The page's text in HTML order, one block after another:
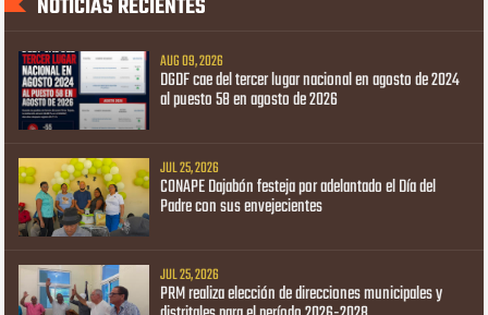
NOTICIAS RECIENTES
AUG 09, 2026
DGDF cae del tercer lugar nacional en agosto de 2024
al puesto 58 en agosto de 2026
JUL 25, 2026
CONAPE Dajabón festeja por adelantado el Día del
Padre con sus envejecientes
JUL 25, 2026
PRM realiza elección de direcciones municipales y